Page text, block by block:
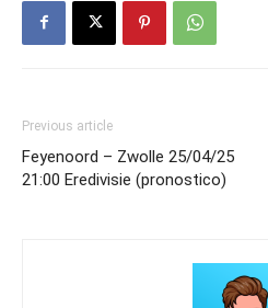
Previous article
Feyenoord – Zwolle 25/04/25
21:00 Eredivisie (pronostico)